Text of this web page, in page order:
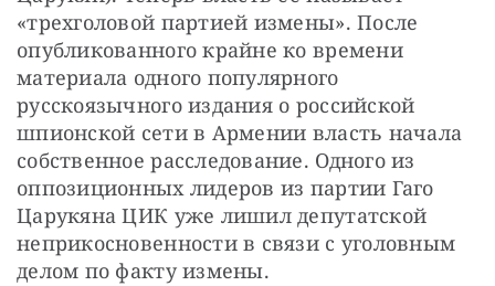
«трехголовой партией измены». После
опубликованного крайне ко времени
материала одного популярного
русскоязычного издания о российской
шпионской сети в Армении власть начала
собственное расследование. Одного из
оппозиционных лидеров из партии Гаго
Царукяна ЦИК уже лишил депутатской
неприкосновенности в связи с уголовным
делом по факту измены.